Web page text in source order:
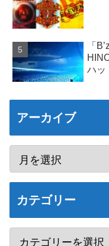
「
ハッ
アーカイブ
カテゴリー